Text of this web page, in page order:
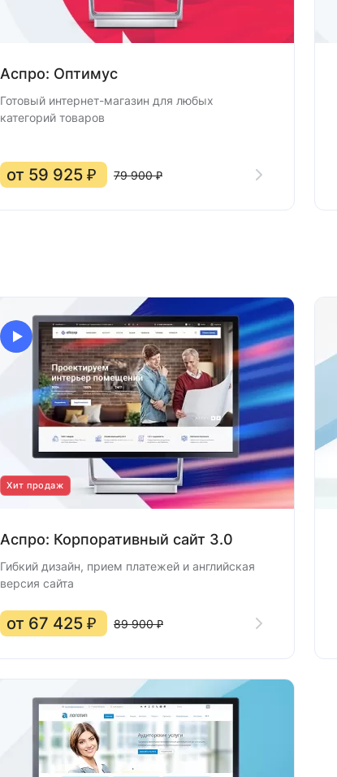
Аспро: Оптимус
Готовый интернет-магазин для любых
категорий товаров
от 59 925 ₽ 79 900 ₽
Хит продаж
Аспро: Корпоративный сайт 3.0
Гибкий дизайн, прием платежей и английская
версия сайта
от 67 425 ₽ 89 900 ₽